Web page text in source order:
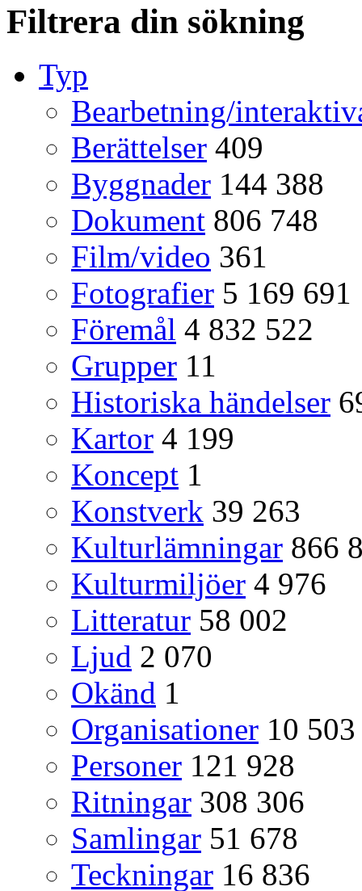
Filtrera din sökning
Typ
Bearbetning/
Berättelser 409
Byggnader 144 388
Dokument 806 748
Film/video 361
Fotografier 5 169 691
Föremål 4 832 522
Grupper 11
Historiska händelser
Kartor 4 199
Koncept 1
Konstverk 39 263
Kulturlämningar 866
Kulturmiljöer 4 976
Litteratur 58 002
Ljud 2 070
Okänd 1
Organisationer 10 503
Personer 121 928
Ritningar 308 306
Samlingar 51 678
Teckningar 16 836